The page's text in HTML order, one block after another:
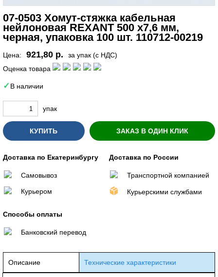
07-0503 Хомут-стяжка кабельная
нейлоновая REXANT 500 x7,6 мм,
черная, упаковка 100 шт. 110712-00219
Цена: 921,80 р.
за упак (с НДС)
Оценка товара
В наличии
упак
КУПИТЬ ЗАКАЗ В ОДИН КЛИК
Доставка по Екатеринбургу
Самовывоз
Курьером
Доставка по России
Транспортной компанией
Курьерскими службами
Способы оплаты
Банковский перевод
Описание Технические характеристики